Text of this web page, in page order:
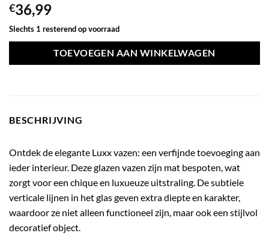
€36,99
Slechts 1 resterend op voorraad
TOEVOEGEN AAN WINKELWAGEN
BESCHRIJVING
Ontdek de elegante Luxx vazen: een verfijnde toevoeging aan
ieder interieur. Deze glazen vazen zijn mat bespoten, wat
zorgt voor een chique en luxueuze uitstraling. De subtiele
verticale lijnen in het glas geven extra diepte en karakter,
waardoor ze niet alleen functioneel zijn, maar ook een stijlvol
decoratief object.